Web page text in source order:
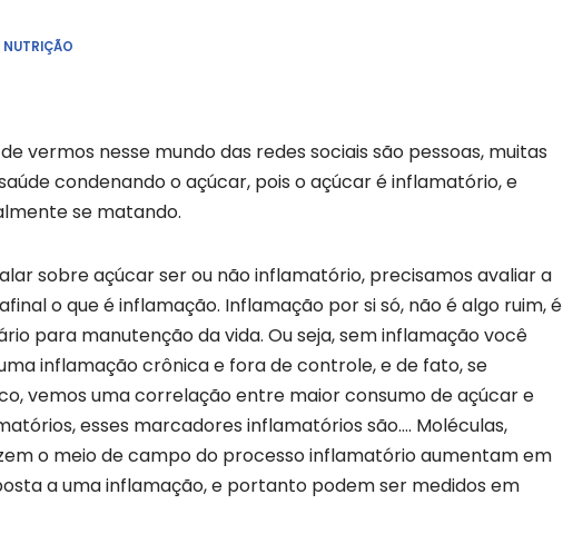
NUTRIÇÃO
vermos nesse mundo das redes sociais são pessoas, muitas
condenando o açúcar, pois o açúcar é inflamatório, e
se matando.
sobre açúcar ser ou não inflamatório, precisamos avaliar a
o que é inflamação. Inflamação por si só, não é algo ruim, é
para manutenção da vida. Ou seja, sem inflamação você
inflamação crônica e fora de controle, e de fato, se
vemos uma correlação entre maior consumo de açúcar e
esses marcadores inflamatórios são…. Moléculas,
o meio de campo do processo inflamatório aumentam em
a uma inflamação, e portanto podem ser medidos em